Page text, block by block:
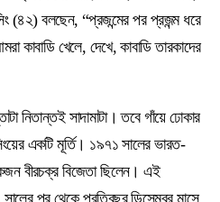
(৪২) বলছেন, “প্রজন্মের পর প্রজন্ম ধরে
কাবাডি খেলে, দেখে, কাবাডি তারকাদের
নিতান্তই সাদামাটা। তবে গাঁয়ে ঢোকার
একটি মূর্তি। ১৯৭১ সালের ভারত-
বীরচক্র বিজেতা ছিলেন। এই